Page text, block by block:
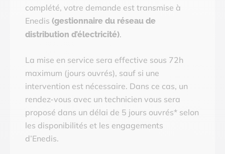
complété, votre demande est transmise à
Enedis (gestionnaire du réseau de
distribution d’électricité).
La mise en service sera effective sous 72h
maximum (jours ouvrés), sauf si une
intervention est nécessaire. Dans ce cas, un
rendez-vous avec un technicien vous sera
proposé dans un délai de 5 jours ouvrés* selon
les disponibilités et les engagements
d’Enedis.